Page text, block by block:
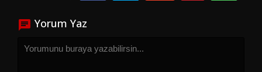
Yorum Yaz